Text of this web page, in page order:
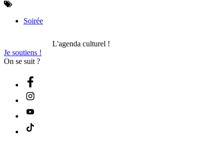
Soirée
L'agenda culturel !
Je soutiens !
On se suit ?